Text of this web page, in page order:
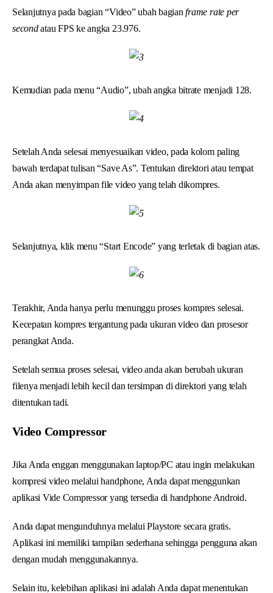
Selanjutnya pada bagian “Video” ubah bagianframe rate per
secondatau FPS ke angka 23.976.
Kemudian pada menu “Audio”, ubah angka bitrate menjadi 128.
Setelah Anda selesai menyesuaikan video, pada kolom paling
bawah terdapat tulisan “Save As”. Tentukan direktori atau tempat
Anda akan menyimpan file video yang telah dikompres.
Selanjutnya, klik menu “Start Encode” yang terletak di bagian atas.
Terakhir, Anda hanya perlu menunggu proses kompres selesai.
Kecepatan kompres tergantung pada ukuran video dan prosesor
perangkat Anda.
Setelah semua proses selesai, video anda akan berubah ukuran
filenya menjadi lebih kecil dan tersimpan di direktori yang telah
ditentukan tadi.
Video Compressor
Jika Anda enggan menggunakan laptop/PC atau ingin melakukan
kompresi video melalui handphone, Anda dapat menggunkan
aplikasi Vide Compressor yang tersedia di handphone Android.
Anda dapat mengunduhnya melalui Playstore secara gratis.
Aplikasi ini memiliki tampilan sederhana sehingga pengguna akan
dengan mudah menggunakannya.
Selain itu, kelebihan aplikasi ini adalah Anda dapat menentukan